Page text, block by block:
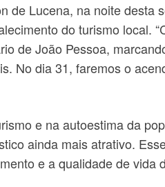
de Lucena, na noite
do turismo local.
de João Pessoa,
No dia 31, faremos o
e na autoestima da
ainda mais atrativo.
e a qualidade de vida